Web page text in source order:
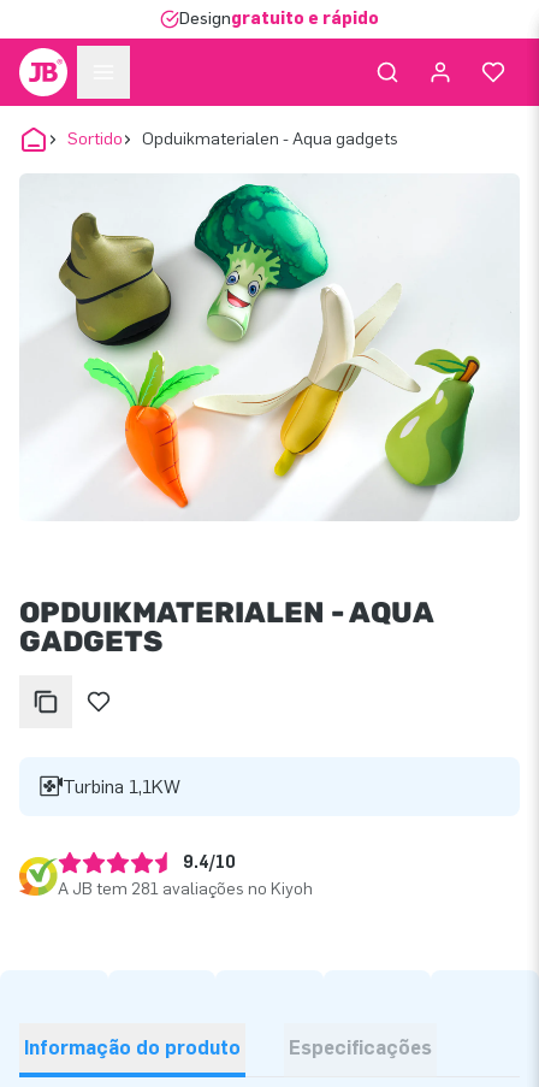
Designgratuito e rápido
Sortido Opduikmaterialen - Aqua gadgets
OPDUIKMATERIALEN - AQUA
GADGETS
Turbina 1,1KW
9.4/10
A JB tem 281 avaliações no Kiyoh
Informação do produto Especificações